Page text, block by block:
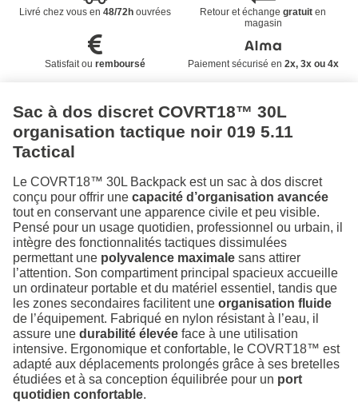
Livré chez vous en 48/72houvrées Retour et échangegratuit en
magasin
Satisfait ou remboursé Paiement sécurisé en 2x, 3x ou 4x
Sac à dos discret COVRT18™ 30L
organisation tactique noir 019 5.11
Tactical
Le COVRT18™ 30L Backpack est un sac à dos discret
conçu pour offrir une capacité d’organisation avancée
tout en conservant une apparence civile et peu visible.
Pensé pour un usage quotidien, professionnel ou urbain, il
intègre des fonctionnalités tactiques dissimulées
permettant une polyvalence maximale sans attirer
l’attention. Son compartiment principal spacieux accueille
un ordinateur portable et du matériel essentiel, tandis que
les zones secondaires facilitent une organisation fluide
de l’équipement. Fabriqué en nylon résistant à l’eau, il
assure une durabilité élevée face à une utilisation
intensive. Ergonomique et confortable, le COVRT18™ est
adapté aux déplacements prolongés grâce à ses bretelles
étudiées et à sa conception équilibrée pour un port
quotidien confortable.